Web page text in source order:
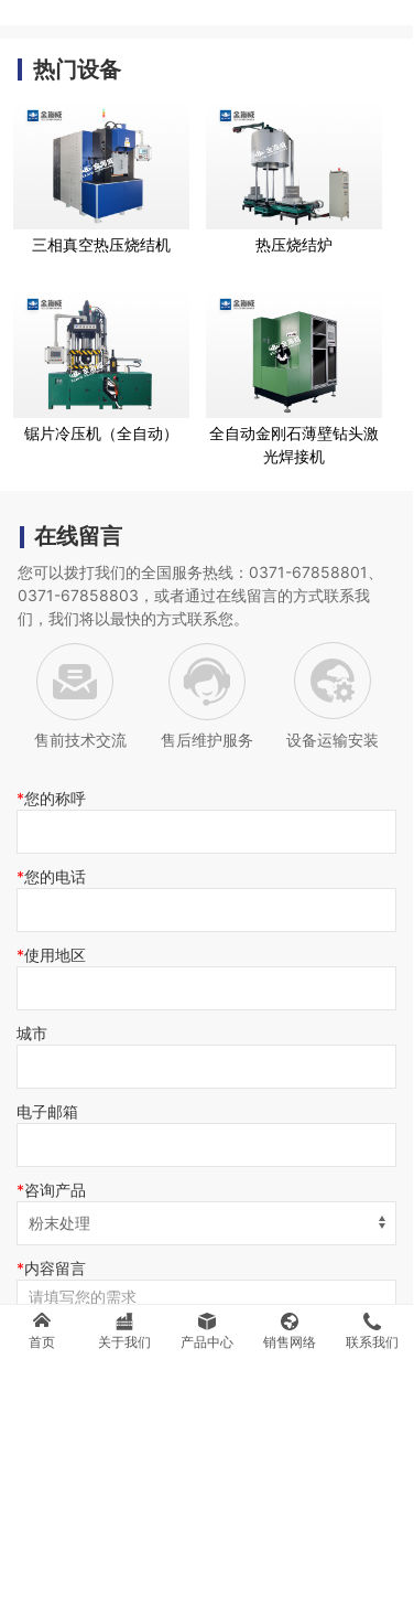
三相真空热压烧结机 热压烧结炉
锯片冷压机（全自动）
全自动金刚石薄壁钻头激
光焊接机
热门设备
您的称呼
您的电话
使用地区
城市
电子邮箱
咨询产品
内容留言
在线留言
售前技术交流 设备运输安装
售后维护服务
您可以拨打我们的全国服务热线：0371-67858801、
0371-67858803，或者通过在线留言的方式联系我
们，我们将以最快的方式联系您。
首页 关于我们 产品中心 销售网络 联系我们